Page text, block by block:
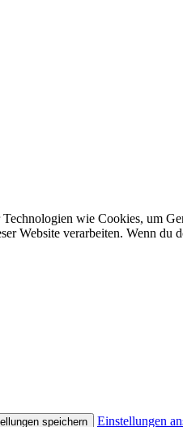
wie Cookies, um
Website verarbeiten. Wenn
speichern Einstellungen